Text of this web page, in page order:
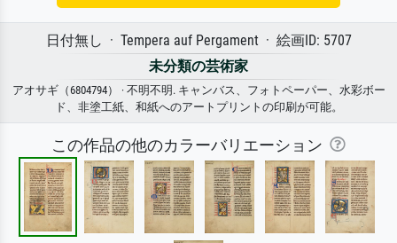
日付無し · Tempera auf Pergament · 絵画ID: 5707
未分類の芸術家
アオサギ（6804794） · 不明不明. キャンバス、フォトペーパー、水彩ボー
ド、非塗工紙、和紙へのアートプリントの印刷が可能。
この作品の他のカラーバリエーション